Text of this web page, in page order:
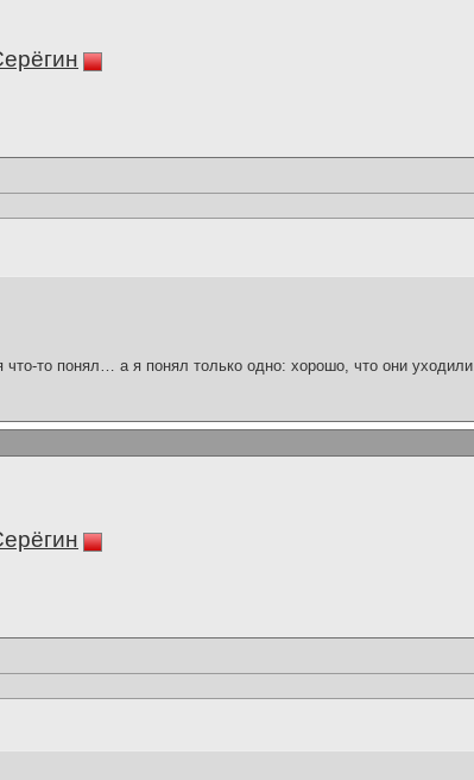
то понял… а я понял только одно: хорошо, что они уходили.